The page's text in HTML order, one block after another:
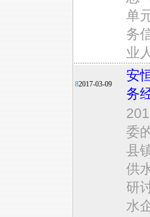
单
务
业
82017-03-09
安
务
委
县
供
研
水